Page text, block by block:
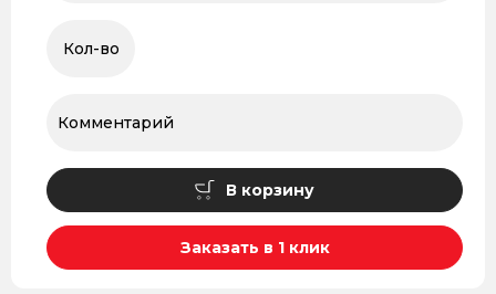
В корзину
Заказать в 1 клик